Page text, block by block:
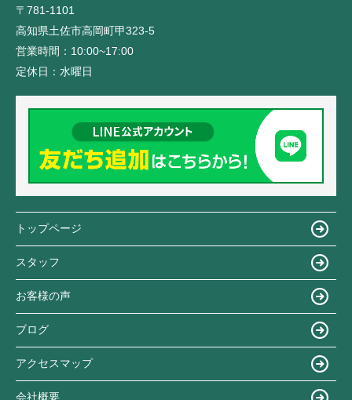
〒781-1101
高知県土佐市高岡町甲323-5
営業時間： 10:00~17:00
定休日： 水曜日
トップページ
スタッフ
お客様の声
ブログ
アクセスマップ
会社概要